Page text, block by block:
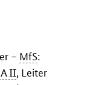
– MfS:
II, Leiter